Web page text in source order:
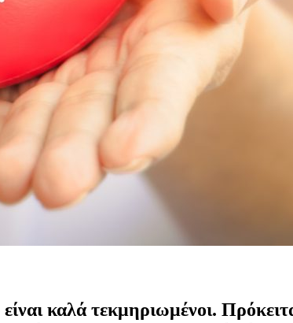
καλά τεκμηριωμένοι.